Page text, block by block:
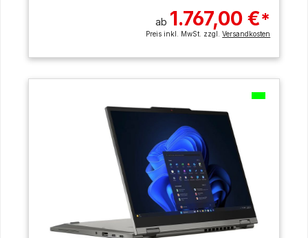
ab 1.767,00 €*
Preis inkl. MwSt. zzgl.Versandkosten